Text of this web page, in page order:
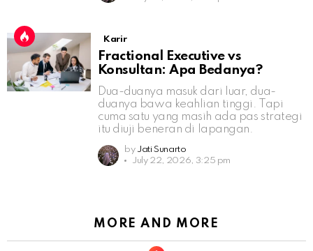
Karir
Fractional Executive vs
Konsultan: Apa Bedanya?
Dua-duanya masuk dari luar, dua-
duanya bawa keahlian tinggi. Tapi
cuma satu yang masih ada pas strategi
itu diuji beneran di lapangan.
by Jati Sunarto
July 22, 2026, 3:25 pm
MORE AND MORE